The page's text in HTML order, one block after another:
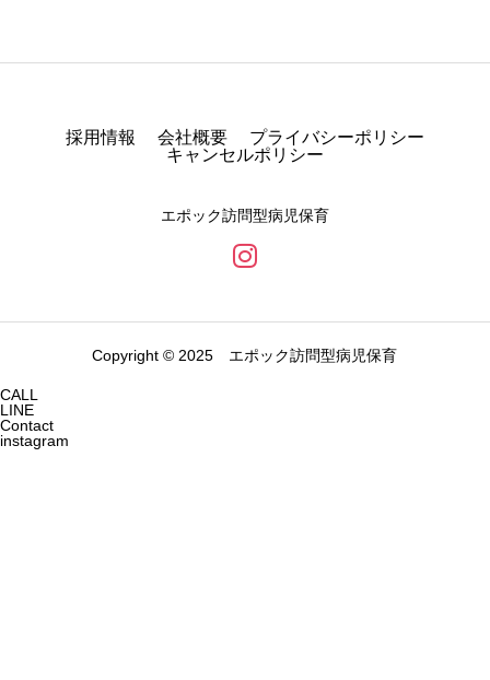
採用情報 会社概要
プライバシーポリシー
キャンセルポリシー
エポック訪問型病児保育
Copyright © 2025 エポック訪問型病児保育
CALL
LINE
Contact
instagram